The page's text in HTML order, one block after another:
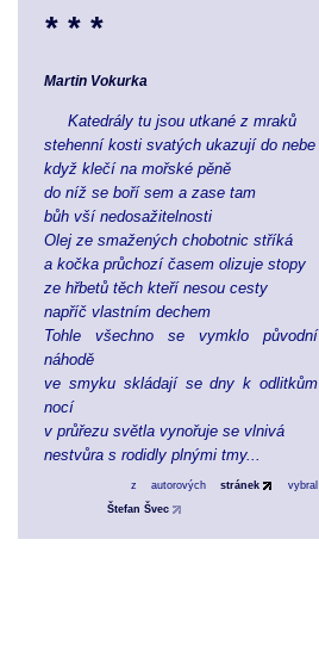
* * *
Martin Vokurka
Katedrály tu jsou utkané z mraků
stehenní kosti svatých ukazují do nebe
když klečí na mořské pěně
do níž se boří sem a zase tam
bůh vší nedosažitelnosti
Olej ze smažených chobotnic stříká
a kočka průchozí časem olizuje stopy
ze hřbetů těch kteří nesou cesty
napříč vlastním dechem
Tohle všechno se vymklo původní
náhodě
ve smyku skládají se dny k odlitkům
nocí
v průřezu světla vynořuje se vlnivá
nestvůra s rodidly plnými tmy...
z autorovýchstránek
vybral
Štefan Švec